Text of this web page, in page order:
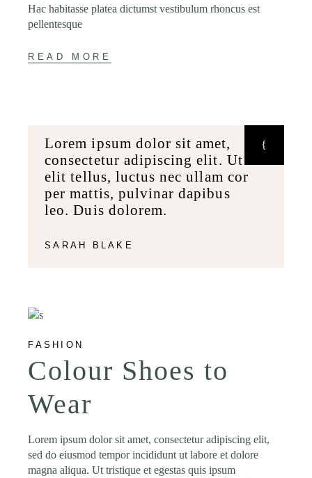
Hac habitasse platea dictumst vestibulum rhoncus est
pellentesque
READ MORE
Lorem ipsum dolor sit amet,
consectetur adipiscing elit. Ut
elit tellus, luctus nec ullam cor
per mattis, pulvinar dapibus
leo. Duis dolorem.
SARAH BLAKE
FASHION
Colour Shoes to
Wear
Lorem ipsum dolor sit amet, consectetur adipiscing elit,
sed do eiusmod tempor incididunt ut labore et dolore
magna aliqua. Ut tristique et egestas quis ipsum